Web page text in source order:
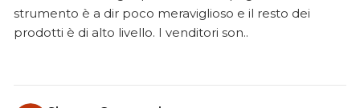
strumento è a dir poco meraviglioso e il resto dei
prodotti è di alto livello. I venditori son..